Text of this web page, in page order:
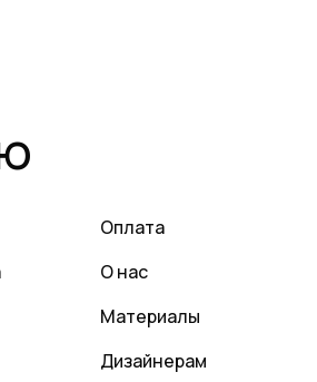
Оплата
О нас
Материалы
Дизайнерам